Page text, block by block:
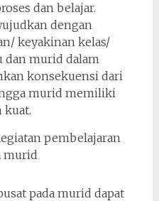
dan belajar.
dengan
keyakinan kelas/
dan murid dalam
konsekuensi dari
murid memiliki
kuat.
pembelajaran
murid
pada murid dapat